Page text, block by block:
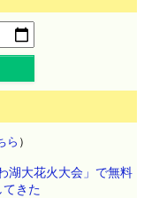
ら ）
湖大花火大会」で無料
きた